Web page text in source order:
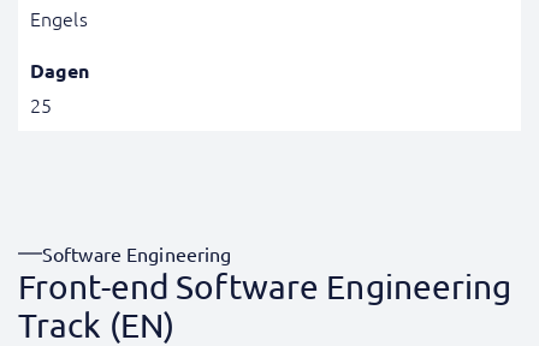
Engels
Dagen
25
Software Engineering
Front-end Software Engineering
Track (EN)